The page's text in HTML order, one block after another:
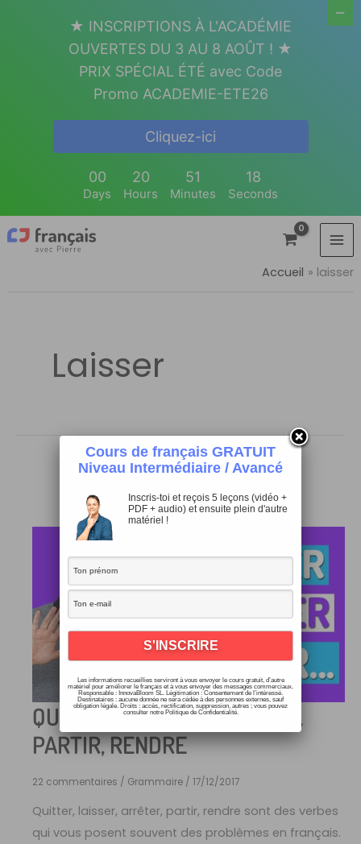
Accueil laisser
Laisser
QUITTER, LAISSER, ARRÊTER,
PARTIR, RENDRE
22 commentaires / Grammaire / 17/12/2017
Quitter, laisser, arrêter, partir, rendre sont des verbes
qui vous posent souvent des problèmes en français.
Cours de français GRATUIT
Niveau Intermédiaire / Avancé
Inscris-toi et reçois 5 leçons (vidéo +
PDF + audio) et ensuite plein d'autre
matériel !
Les informations recueillies serviront à vous envoyer le cours gratuit, d’autre
matériel pour améliorer le français et à vous envoyer des messages commerciaux.
Responsable : InnovaBloom SL. Légitimation : Consentement de l’intéressé.
Destinataires : aucune donnée ne sera cédée à des personnes externes, sauf
obligation légale. Droits : accès, rectification, suppression, autres ; vous pouvez
consulter notre Politique de Confidentialité.
★ INSCRIPTIONS À L'ACADÉMIE
OUVERTES DU 3 AU 8 AOÛT ! ★
PRIX SPÉCIAL ÉTÉ avec Code
Promo ACADEMIE-ETE26
Cliquez-ici
00
Days
20
Hours
51
Minutes
18
Seconds